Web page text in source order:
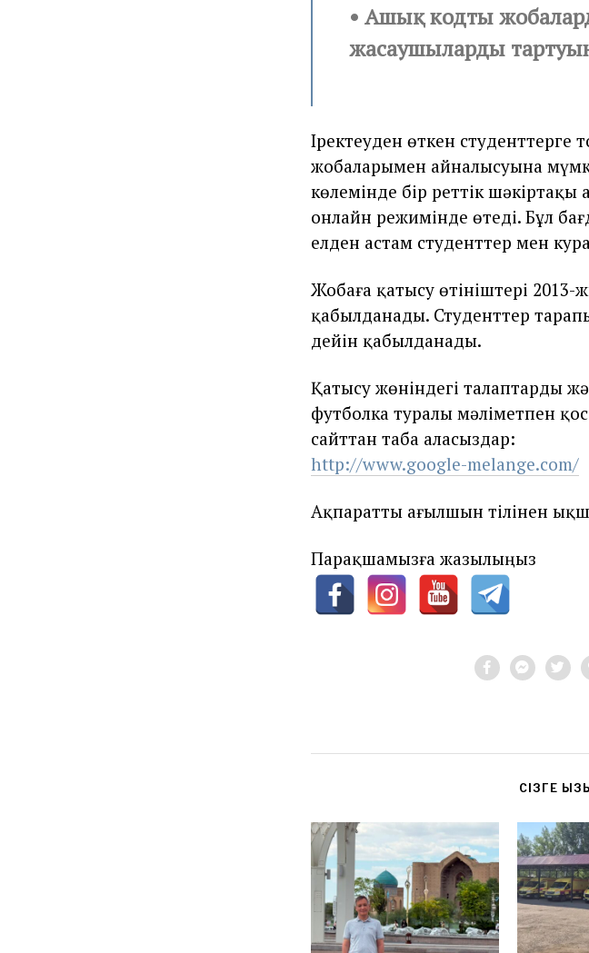
• Ашық кодты
жасаушыларды
Іректеуден өткен
жобаларымен айналысуына
көлемінде бір реттік
онлайн режимінде өтеді. Бұл
елден астам студенттер мен
Жобаға қатысу өтініштері
қабылданады. Студенттер
дейін қабылданады.
Қатысу жөніндегі талаптарды
футболка туралы мәліметпен
сайттан таба аласыздар:
http://www.google-melange.com/
Ақпаратты ағылшын тілінен
Парақшамызға жазылыңыз
CІЗГЕ